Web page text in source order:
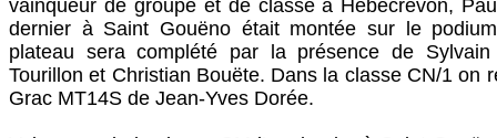
vainqueur de groupe et de classe à Hébécrevon,
dernier à Saint Gouëno était montée sur le
plateau sera complété par la présence de Sylvain
Tourillon et Christian Bouëte. Dans la classe CN/1 on
Grac MT14S de Jean-Yves Dorée.